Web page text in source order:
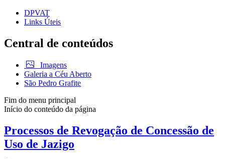
DPVAT
Links Úteis
Central de conteúdos
Imagens
Galeria a Céu Aberto
São Pedro Grafite
Fim do menu principal
Início do conteúdo da página
Processos de Revogação de Concessão de
Uso de Jazigo